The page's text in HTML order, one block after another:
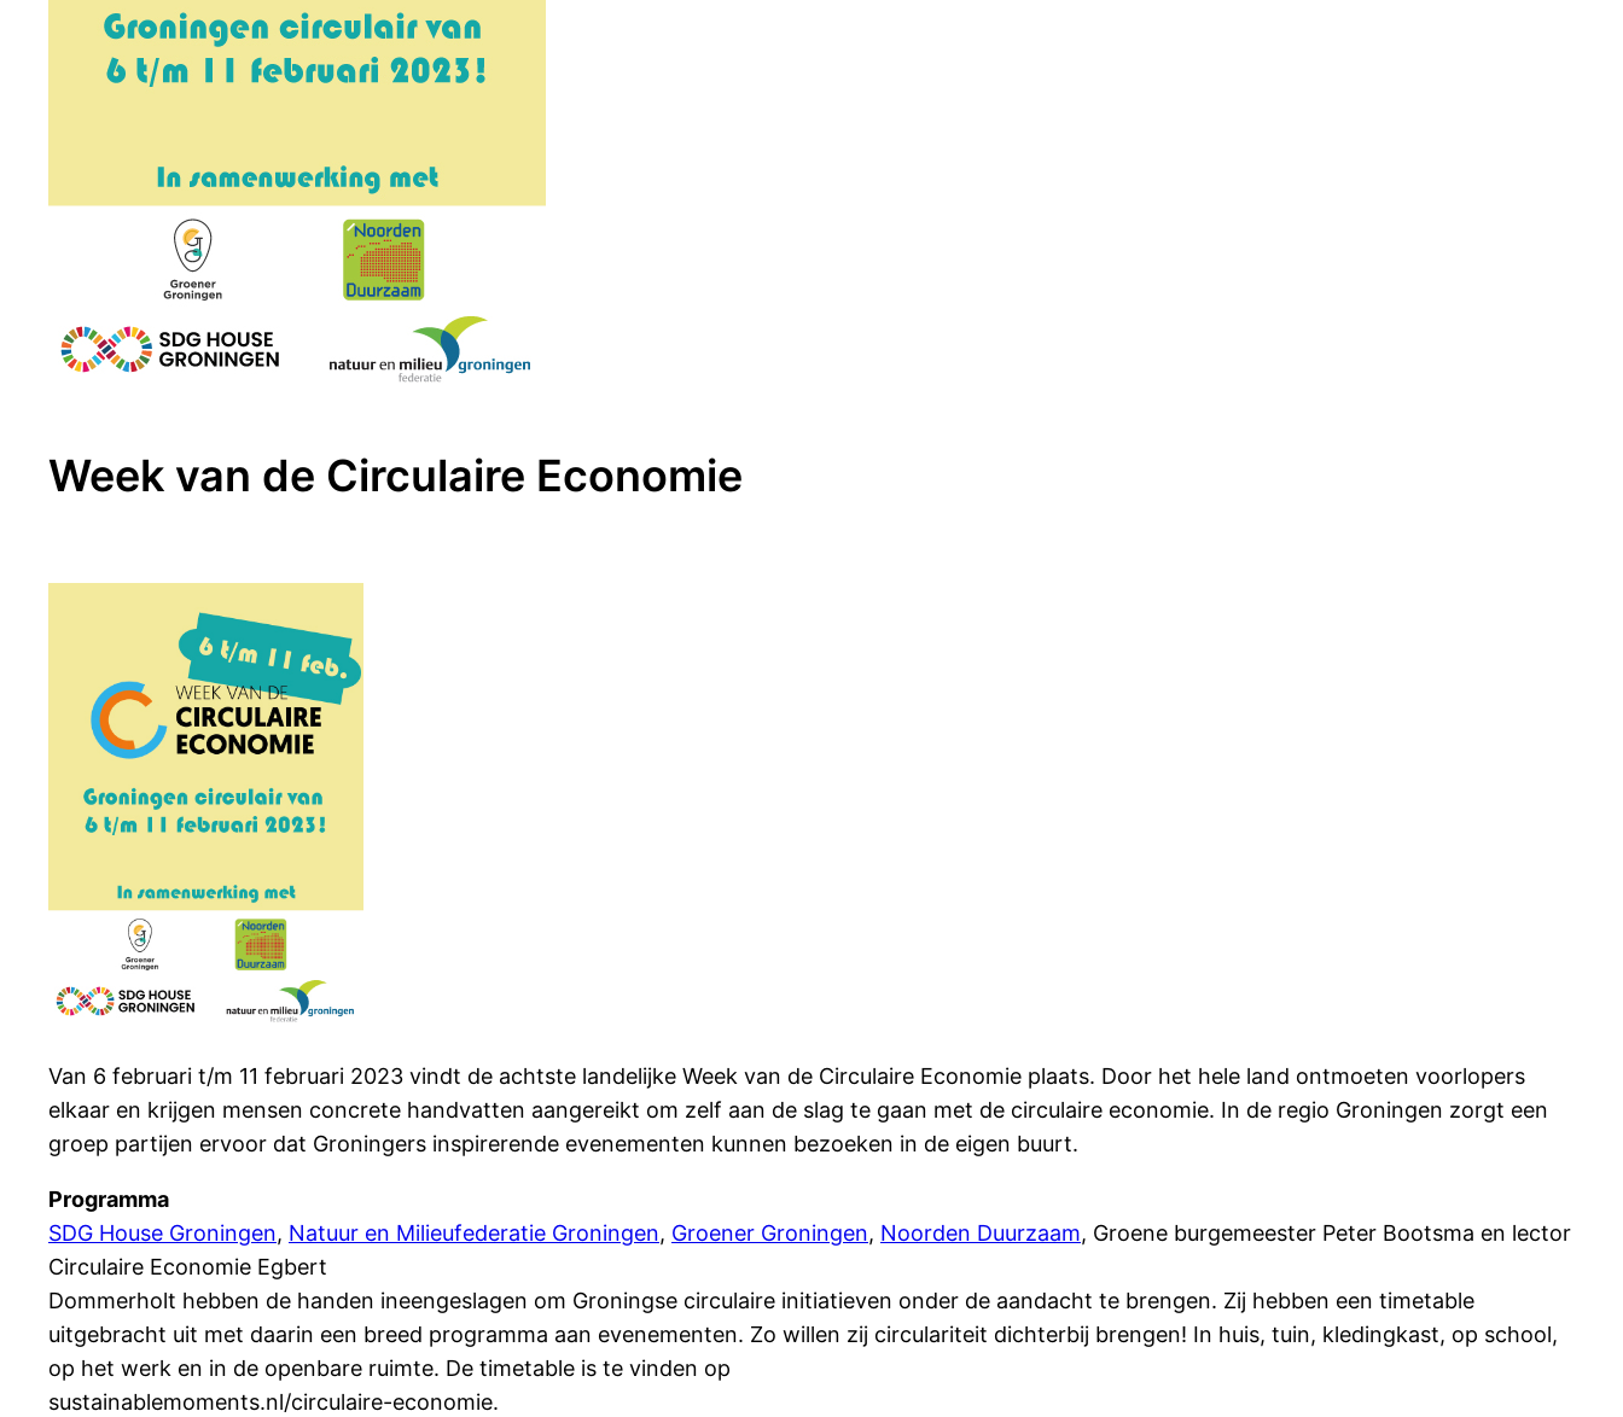
Week van de Circulaire Economie
Van 6 februari t/m 11 februari 2023 vindt de achtste landelijke Week van de Circulaire Economie plaats. Door het hele land ontmoeten voorlopers
elkaar en krijgen mensen concrete handvatten aangereikt om zelf aan de slag te gaan met de circulaire economie. In de regio Groningen zorgt een
groep partijen ervoor dat Groningers inspirerende evenementen kunnen bezoeken in de eigen buurt.
Programma
SDG House Groningen, Natuur en Milieufederatie Groningen, Groener Groningen, Noorden Duurzaam, Groene burgemeester Peter Bootsma en lector
Circulaire Economie Egbert
Dommerholt hebben de handen ineengeslagen om Groningse circulaire initiatieven onder de aandacht te brengen. Zij hebben een timetable
uitgebracht uit met daarin een breed programma aan evenementen. Zo willen zij circulariteit dichterbij brengen! In huis, tuin, kledingkast, op school,
op het werk en in de openbare ruimte. De timetable is te vinden op
sustainablemoments.nl/circulaire-economie.